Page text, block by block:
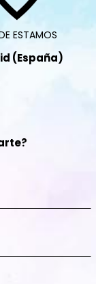
ESTAMOS
(España)